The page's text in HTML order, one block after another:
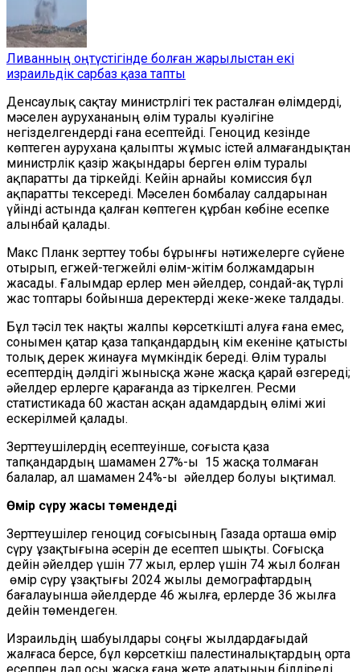
Ливанның оңтүстігінде болған жарылыстан екі
израильдік сарбаз қаза тапты
Денсаулық сақтау министрлігі тек расталған өлімдерді,
мәселен аурухананың өлім туралы куәлігіне
негізделгендерді ғана есептейді. Геноцид кезінде
көптеген аурухана қалыпты жұмыс істей алмағандықтан
министрлік қазір жақындары берген өлім туралы
ақпаратты да тіркейді. Кейін арнайы комиссия бұл
ақпаратты тексереді. Мәселен бомбалау салдарынан
үйінді астында қалған көптеген құрбан көбіне есепке
алынбай қалады.
Макс Планк зерттеу тобы бұрынғы нәтижелерге сүйене
отырып, егжей-тегжейлі өлім-жітім болжамдарын
жасады. Ғалымдар ерлер мен әйелдер, сондай-ақ түрлі
жас топтары бойынша деректерді жеке-жеке талдады.
Бұл тәсіл тек нақты жалпы көрсеткішті алуға ғана емес,
сонымен қатар қаза тапқандардың кім екеніне қатысты
толық дерек жинауға мүмкіндік береді. Өлім туралы
есептердің дәлдігі жынысқа және жасқа қарай өзгереді;
әйелдер ерлерге қарағанда аз тіркелген. Ресми
статистикада 60 жастан асқан адамдардың өлімі жиі
ескерілмей қалады.
Зерттеушілердің есептеуінше, соғыста қаза
тапқандардың шамамен 27%-ы 15 жасқа толмаған
балалар, ал шамамен 24%-ы әйелдер болуы ықтимал.
Өмір сүру жасы төмендеді
Зерттеушілер геноцид соғысының Газада орташа өмір
сүру ұзақтығына әсерін де есептеп шықты. Соғысқа
дейін әйелдер үшін 77 жыл, ерлер үшін 74 жыл болған
өмір сүру ұзақтығы 2024 жылы демографтардың
бағалауынша әйелдерде 46 жылға, ерлерде 36 жылға
дейін төмендеген.
Израильдің шабуылдары соңғы жылдардағыдай
жалғаса берсе, бұл көрсеткіш палестиналықтардың орта